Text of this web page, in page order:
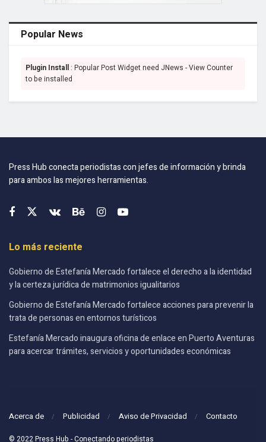
Popular News
Plugin Install : Popular Post Widget need JNews - View Counter
to be installed
Press Hub conecta periodistas con jefes de información y brinda
para ambos las mejores herramientas.
Lo más reciente
Gobierno de Estefanía Mercado fortalece el derecho a la identidad
y la certeza jurídica de matrimonios igualitarios
Gobierno de Estefanía Mercado fortalece acciones para prevenir la
trata de personas en entornos turísticos
Estefanía Mercado inaugura oficina de enlace en Puerto Aventuras
para acercar trámites, servicios y oportunidades económicas
Acerca de Publicidad Aviso de Privacidad Contacto
© 2022 Press Hub - Conectando periodistas